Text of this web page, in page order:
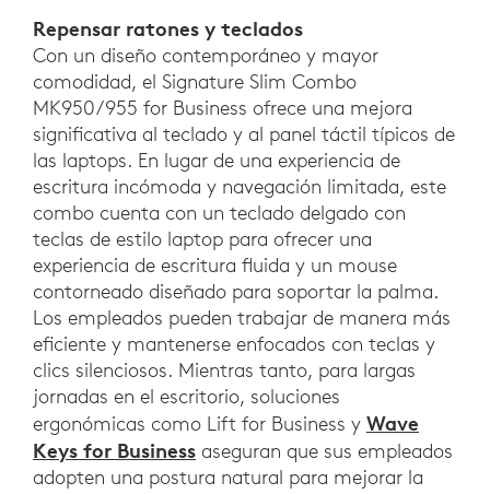
Repensar ratones y teclados
Con un diseño contemporáneo y mayor
comodidad, el Signature Slim Combo
MK950/955 for Business ofrece una mejora
significativa al teclado y al panel táctil típicos de
las laptops. En lugar de una experiencia de
escritura incómoda y navegación limitada, este
combo cuenta con un teclado delgado con
teclas de estilo laptop para ofrecer una
experiencia de escritura fluida y un mouse
contorneado diseñado para soportar la palma.
Los empleados pueden trabajar de manera más
eficiente y mantenerse enfocados con teclas y
clics silenciosos. Mientras tanto, para largas
jornadas en el escritorio, soluciones
ergonómicas como Lift for Business y Wave
Keys for Business aseguran que sus empleados
adopten una postura natural para mejorar la